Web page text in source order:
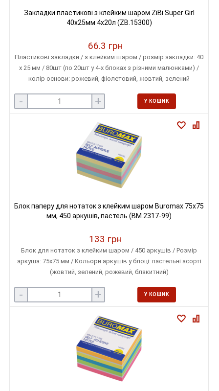
Закладки пластикові з клейким шаром ZiBi Super Girl
40x25мм 4x20л (ZB.15300)
66.3 грн
Пластикові закладки / з клейким шаром / розмір закладки: 40
х 25 мм / 80шт (по 20шт у 4-х блоках з різними малюнками) /
колір основи: рожевий, фіолетовий, жовтий, зелений
- + У КОШИК
Блок паперу для нотаток з клейким шаром Buromax 75х75
мм, 450 аркушів, пастель (BM.2317-99)
133 грн
Блок для нотаток з клейким шаром / 450 аркушів / Розмір
аркуша: 75х75 мм / Кольори аркушів у блоці: пастельні асорті
(жовтий, зелений, рожевий, блакитний)
- + У КОШИК